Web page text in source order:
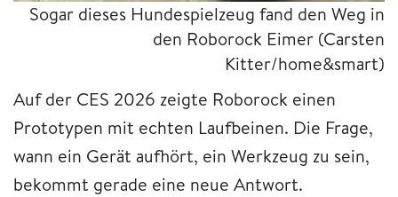
Sogar dieses Hundespielzeug fand den Weg in
den Roborock Eimer (Carsten
Kitter/home&smart)
Auf der CES 2026 zeigte Roborock einen
Prototypen mit echten Laufbeinen. Die Frage,
wann ein Gerät aufhört, ein Werkzeug zu sein,
bekommt gerade eine neue Antwort.